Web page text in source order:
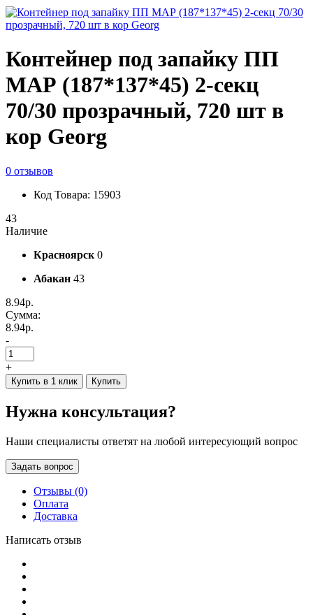
Контейнер под запайку ПП
МАР (187*137*45) 2-секц
70/30 прозрачный, 720 шт в
кор Georg
0 отзывов
Код Товара: 15903
43
Наличие
Красноярск 0
Абакан 43
8.94р.
Сумма:
8.94р.
-
+
Купить в 1 клик Купить
Нужна консультация?
Наши специалисты ответят на любой интересующий вопрос
Задать вопрос
Отзывы (0)
Оплата
Доставка
Написать отзыв